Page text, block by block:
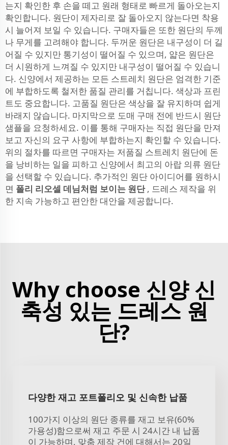
는지 확인한 후 손을 떼고 원래 형태로 빠르게 돌아오는지
확인합니다. 원단이 제자리로 잘 돌아오지 않는다면 착용
시 늘어져 보일 수 있습니다. 구매자들은 또한 원단의 두께
나 무게를 고려해야 합니다. 두꺼운 원단은 내구성이 더 길
어질 수 있지만 통기성이 떨어질 수 있으며, 얇은 원단은
더 시원하게 느껴질 수 있지만 내구성이 떨어질 수 있습니
다. 신양에서 제공하는 모든 스트레치 원단은 엄격한 기준
에 부합하도록 철저한 품질 관리를 거칩니다. 색상과 프린
트도 중요합니다. 고품질 원단은 색상을 잘 유지하며 쉽게
바래지 않습니다. 마지막으로 도매 구매 전에 반드시 원단
샘플을 요청하세요. 이를 통해 구매자는 직접 원단을 만져
보고 자신의 요구 사항에 부합하는지 확인할 수 있습니다.
위의 절차를 따르면 구매자는 저품질 스트레치 원단에 돈
을 낭비하는 일을 피하고 신양에서 최고의 아랍 의류 원단
을 선택할 수 있습니다. 추가적인 원단 아이디어를 원하시
면 폴리 리오셀 데님처럼 보이는 원단, 드레스 제작을 위
한 지속 가능하고 편안한 대안을 제공합니다.
Why choose 신양 신
축성 있는 드레스 원
단?
다양한 재고 포트폴리오 및 신속한 납품
100가지 이상의 원단 종류를 재고 보유(60%
가용성)함으로써 재고 주문 시 24시간 내 납품
이 가능하며, 맞춤 제작 건에 대해서는 20일